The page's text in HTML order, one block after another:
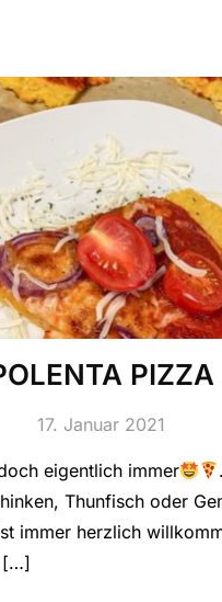
PIZZA
17. Januar 2021
eigentlich immer
Thunfisch oder
immer herzlich
[…]